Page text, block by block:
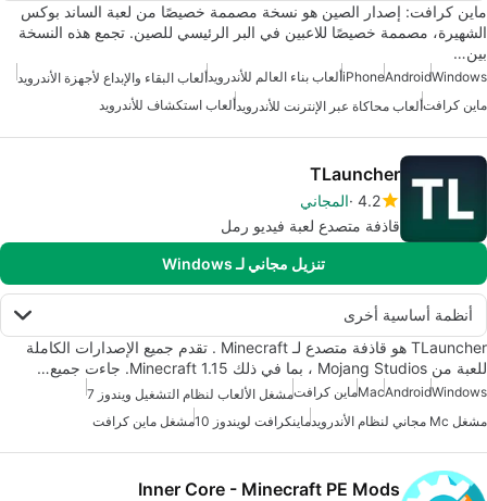
ماين كرافت: إصدار الصين هو نسخة مصممة خصيصًا من لعبة الساند بوكس
الشهيرة، مصممة خصيصًا للاعبين في البر الرئيسي للصين. تجمع هذه النسخة
بين…
Windows
Android
iPhoneألعاب بناء العالم للأندرويدألعاب البقاء والإبداع لأجهزة الأندرويد
ماين كرافتألعاب محاكاة عبر الإنترنت للأندرويدألعاب استكشاف للأندرويد
TLauncher
4.2 المجاني
قاذفة متصدع لعبة فيديو رمل
تنزيل مجاني لـ Windows
أنظمة أساسية أخرى
TLauncher هو قاذفة متصدع لـ Minecraft . تقدم جميع الإصدارات الكاملة
للعبة من Mojang Studios ، بما في ذلك Minecraft 1.15. جاءت جميع…
Windows
Android
Macماين كرافتمشغل الألعاب لنظام التشغيل ويندوز 7
مشغل Mc مجاني لنظام الأندرويد
ماينكرافت لويندوز 10 مشغل ماين كرافت
Inner Core - Minecraft PE Mods